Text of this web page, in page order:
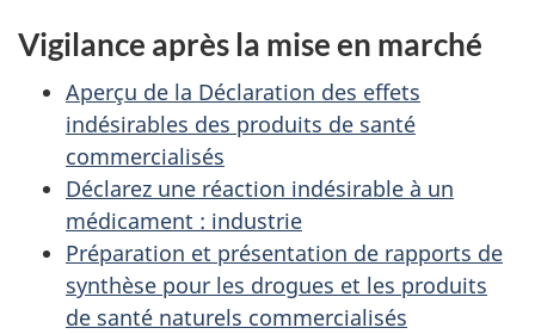
Vigilance après la mise en marché
Aperçu de la Déclaration des effets
indésirables des produits de santé
commercialisés
Déclarez une réaction indésirable à un
médicament : industrie
Préparation et présentation de rapports de
synthèse pour les drogues et les produits
de santé naturels commercialisés